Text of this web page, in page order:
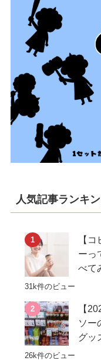
人気記事ランキン
【
ーっ
べて
31k件のビュー
【
ソー
グッ
26k件のビュー